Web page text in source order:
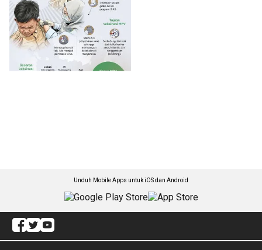
Unduh Mobile Apps untuk iOS dan Android